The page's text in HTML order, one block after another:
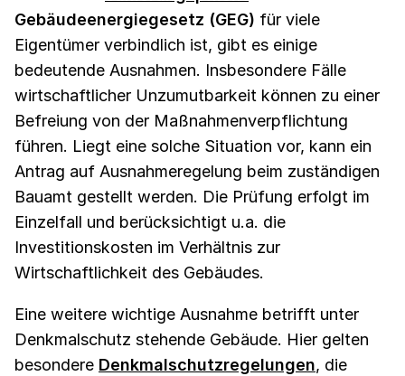
Gebäudeenergiegesetz (GEG) für viele
Eigentümer verbindlich ist, gibt es einige
bedeutende Ausnahmen. Insbesondere Fälle
wirtschaftlicher Unzumutbarkeit können zu einer
Befreiung von der Maßnahmenverpflichtung
führen. Liegt eine solche Situation vor, kann ein
Antrag auf Ausnahmeregelung beim zuständigen
Bauamt gestellt werden. Die Prüfung erfolgt im
Einzelfall und berücksichtigt u.a. die
Investitionskosten im Verhältnis zur
Wirtschaftlichkeit des Gebäudes.
Eine weitere wichtige Ausnahme betrifft unter
Denkmalschutz stehende Gebäude. Hier gelten
besondere Denkmalschutzregelungen, die